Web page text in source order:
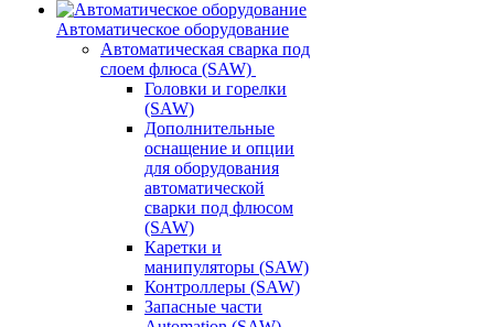
Автоматическое оборудование
Автоматическая сварка под
слоем флюса (SAW)
Головки и горелки
(SAW)
Дополнительные
оснащение и опции
для оборудования
автоматической
сварки под флюсом
(SAW)
Каретки и
манипуляторы (SAW)
Контроллеры (SAW)
Запасные части